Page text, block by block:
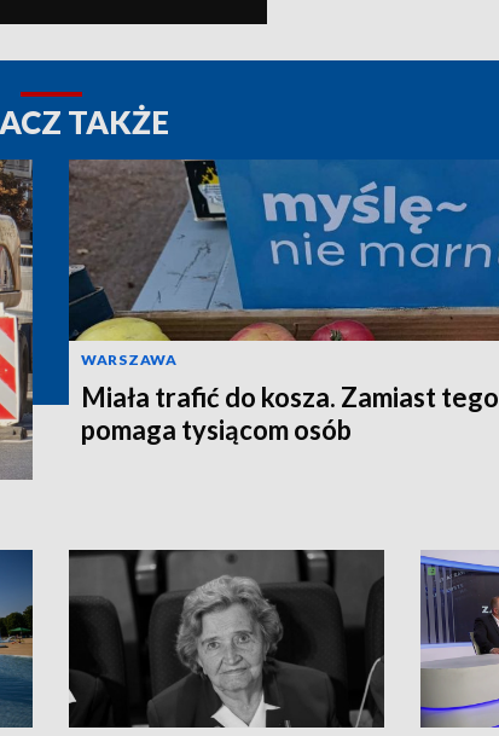
TAKŻE
WARSZAWA
Miała trafić do kosza. Zamiast tego
pomaga tysiącom osób